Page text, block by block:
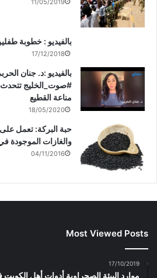
بالفيديو : خطوبة
17/12/2018
بالفيديو :د. جنان
#صوت_الخليج تتحدث
مناعة القطيع
18/05/2020
حبة البركة: تعمل
والغازات الموجودة
04/11/2016
Most Viewed Posts
17/10/2019
موارد البيئة الصحراوية أدوات أهل الكويت